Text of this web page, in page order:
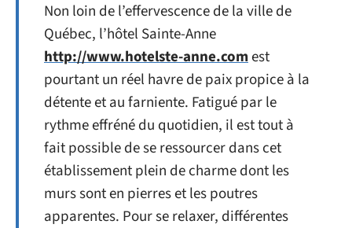
Non loin de l’effervescence de la ville de
Québec, l’hôtel Sainte-Anne
http://www.hotelste-anne.comest
pourtant un réel havre de paix propice à la
détente et au farniente. Fatigué par le
rythme effréné du quotidien, il est tout à
fait possible de se ressourcer dans cet
établissement plein de charme dont les
murs sont en pierres et les poutres
apparentes. Pour se relaxer, différentes